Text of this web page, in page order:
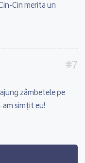
Cin merita un
zâmbetele pe
am simţit eu!